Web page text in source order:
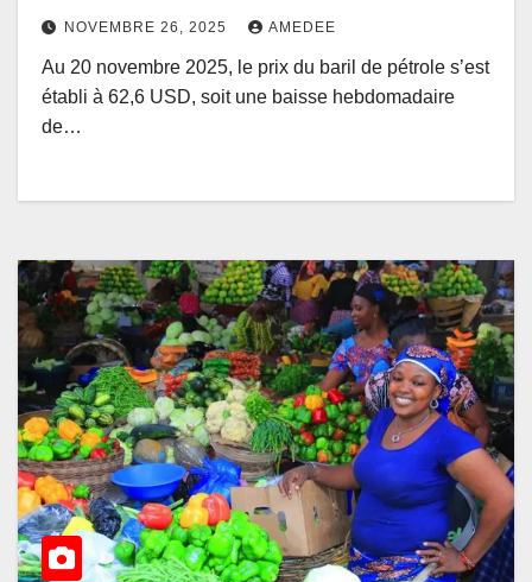
NOVEMBRE 26, 2025 AMEDEE
Au 20 novembre 2025, le prix du baril de pétrole s’est
établi à 62,6 USD, soit une baisse hebdomadaire
de…